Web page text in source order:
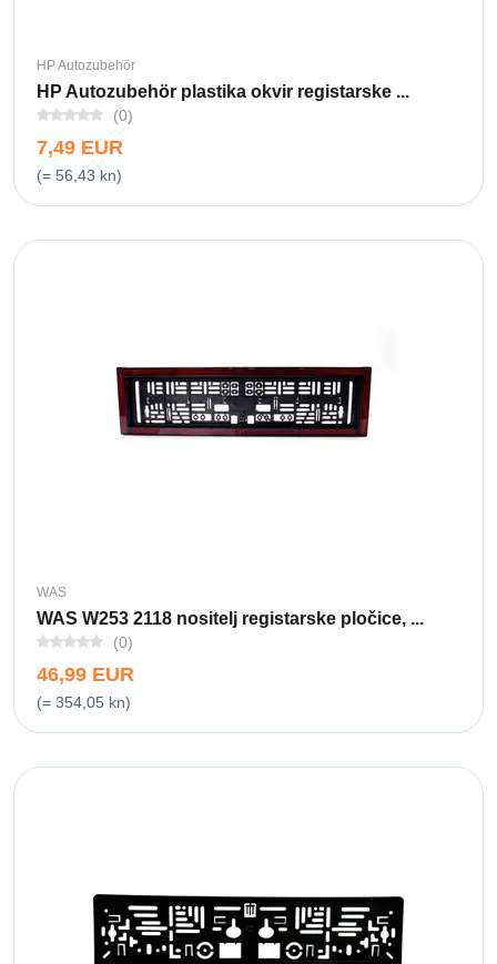
HP Autozubehör
HP Autozubehör plastika okvir registarske ...
(0)
7,49 EUR
(= 56,43 kn)
WAS
WAS W253 2118 nositelj registarske pločice, ...
(0)
46,99 EUR
(= 354,05 kn)